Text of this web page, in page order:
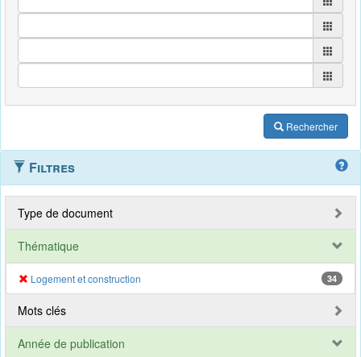
Rechercher
Filtres
Type de document
Thématique
Logement et construction 34
Mots clés
Année de publication